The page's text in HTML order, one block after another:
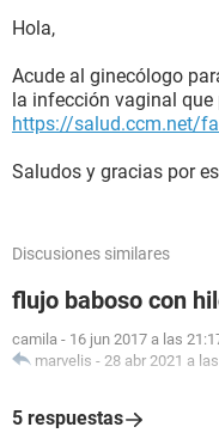
Hola,
Acude al ginecólogo
la infección vaginal que
https://salud.ccm.net/
Saludos y gracias por
Discusiones similares
flujo baboso con
camila - 16 jun 2017 a las
marvelis - 28 abr 2021 a
5 respuestas